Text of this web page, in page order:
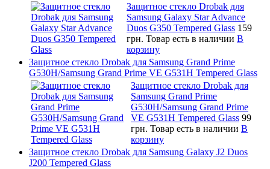
Защитное стекло Drobak для
Samsung Galaxy Star Advance
Duos G350 Tempered Glass 159
грн. Товар есть в наличии В
корзину
Защитное стекло Drobak для Samsung Grand Prime
G530H/Samsung Grand Prime VE G531H Tempered Glass
Защитное стекло Drobak для
Samsung Grand Prime
G530H/Samsung Grand Prime
VE G531H Tempered Glass 99
грн. Товар есть в наличии В
корзину
Защитное стекло Drobak для Samsung Galaxy J2 Duos
J200 Tempered Glass